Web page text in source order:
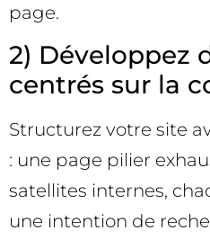
page.
2) Développez
centrés sur la
Structurez votre site
: une page pilier
satellites internes,
une intention de